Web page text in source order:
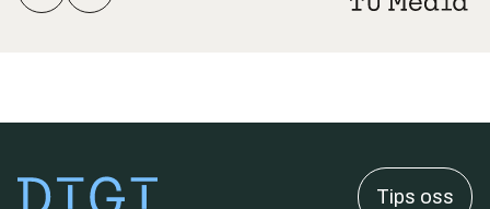
Tips oss